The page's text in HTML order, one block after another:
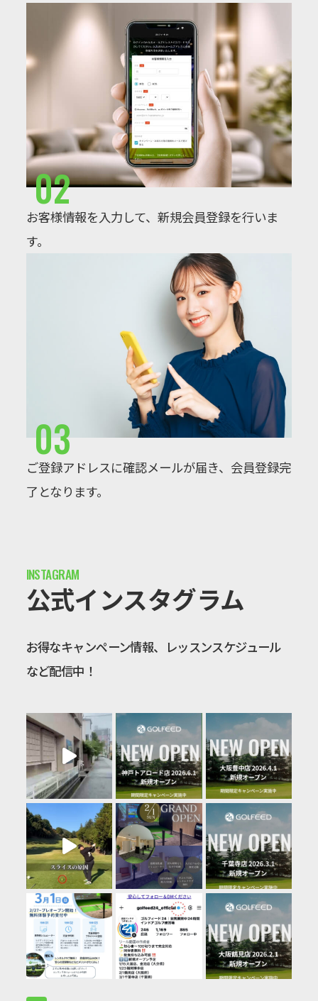
02
お客様情報を入力して、新規会員登録を行いま
す。
03
ご登録アドレスに確認メールが届き、会員登録完
了となります。
公式インスタグラム
お得なキャンペーン情報、レッスンスケジュール
など配信中！